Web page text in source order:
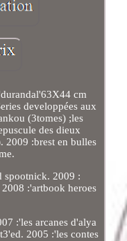
cm
developpées aux
(3tomes) ;les
des dieux
2009 :brest en bulles
spootnick. 2009 :
:'artbook heroes
:'les arcanes d'alya
2005 :'les contes